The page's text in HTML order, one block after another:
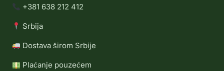
+381 638 212 412
Srbija
Dostava širom Srbije
Plaćanje pouzećem